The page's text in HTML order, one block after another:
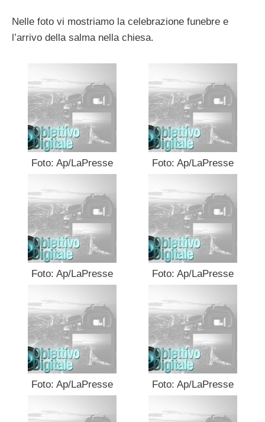
Nelle foto vi mostriamo la celebrazione funebre e
l’arrivo della salma nella chiesa.
Foto: Ap/LaPresse Foto: Ap/LaPresse
Foto: Ap/LaPresse Foto: Ap/LaPresse
Foto: Ap/LaPresse Foto: Ap/LaPresse